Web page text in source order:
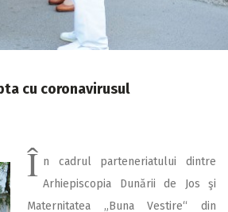
cu coronavirusul
Î n cadrul parteneriatului dintre
Arhiepiscopia Dunării de Jos şi
Maternitatea „Buna Vestire“ din